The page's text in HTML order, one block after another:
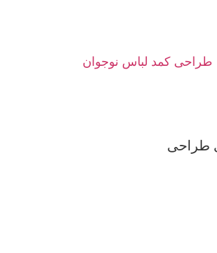
طراحی کمد لباس نوجوان
طراحی